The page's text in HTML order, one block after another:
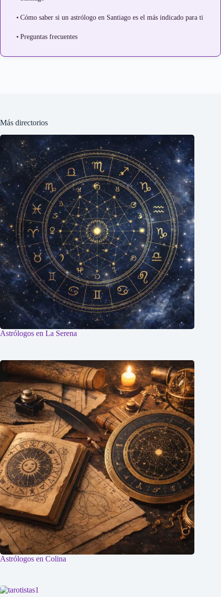
Cómo saber si un astrólogo en Santiago es el más indicado para ti
Preguntas frecuentes
Más directorios
Astrólogos en La Serena
Astrólogos en Colina